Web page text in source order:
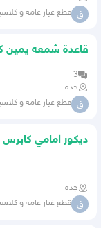
ق قطع غيار عامه و
قاعدة شمعه يمين
3
جده
ق قطع غيار عامه و
ديكور امامي كابرس 1996SS
جده
ق قطع غيار عامه و